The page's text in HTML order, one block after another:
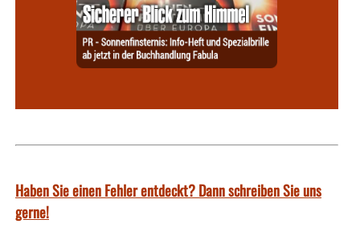
Haben Sie einen Fehler entdeckt? Dann schreiben Sie uns
gerne!